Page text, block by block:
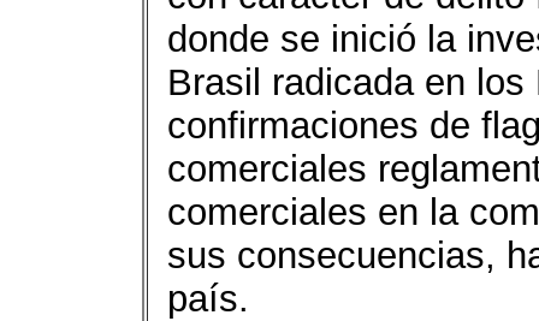
donde se inició la
Brasil radicada en
confirmaciones de
comerciales
comerciales en la
sus consecuencias,
país.